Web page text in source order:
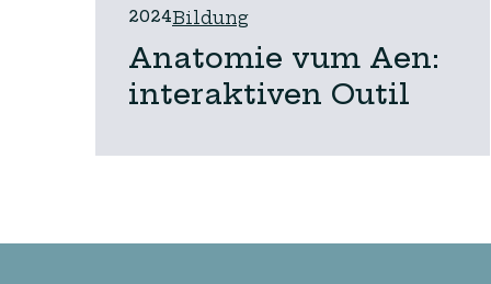
2024Bildung
Anatomie vum Aen:
interaktiven Outil